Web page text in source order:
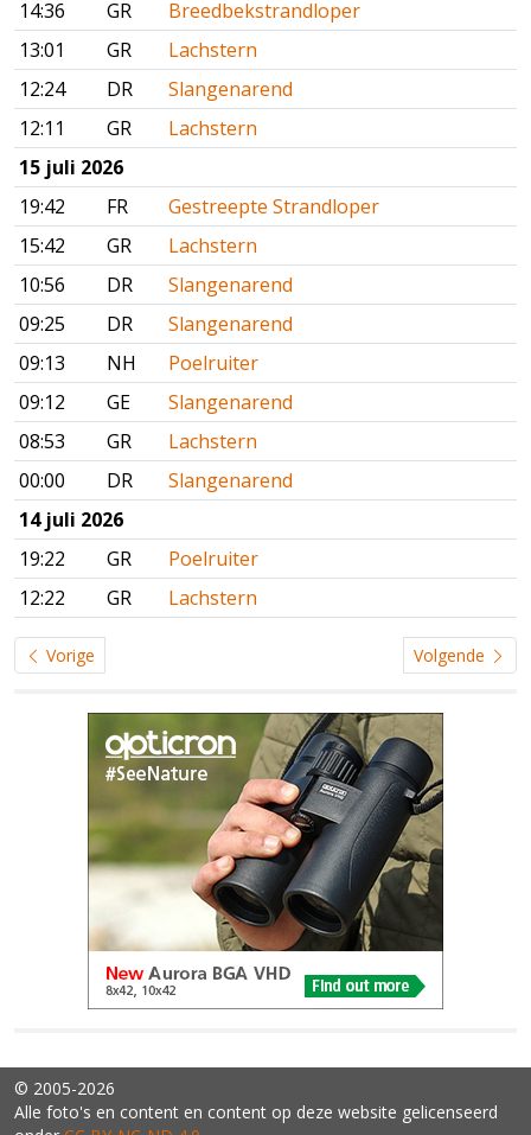
14:36
GR
Breedbekstrandloper
13:01
GR
Lachstern
12:24
DR
Slangenarend
12:11
GR
Lachstern
15 juli 2026
19:42
FR
Gestreepte Strandloper
15:42
GR
Lachstern
10:56
DR
Slangenarend
09:25
DR
Slangenarend
09:13
NH
Poelruiter
09:12
GE
Slangenarend
08:53
GR
Lachstern
00:00
DR
Slangenarend
14 juli 2026
19:22
GR
Poelruiter
12:22
GR Lachstern
Vorige Volgende
© 2005-2026
Alle foto's en content en content op deze website gelicenseerd